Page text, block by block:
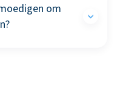
om